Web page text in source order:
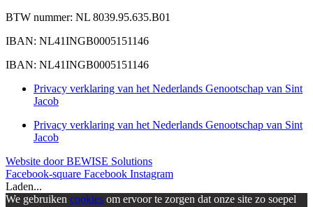
BTW nummer: NL 8039.95.635.B01
IBAN: NL41INGB0005151146
IBAN: NL41INGB0005151146
Privacy verklaring van het Nederlands Genootschap van Sint
Jacob
Privacy verklaring van het Nederlands Genootschap van Sint
Jacob
Website door BEWISE Solutions
Facebook-square Facebook Instagram
Laden...
We gebruiken cookies om ervoor te zorgen dat onze site zo soepel